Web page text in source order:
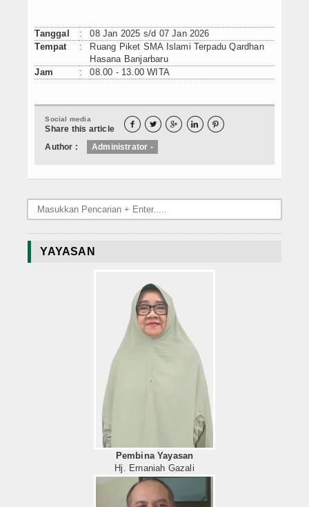
Tanggal :
08 Jan 2025 s/d 07 Jan 2026
Tempat
:
Ruang Piket SMA Islami Terpadu Qardhan
Hasana Banjarbaru
Jam
: 08.00 - 13.00 WITA
Social media
Share this article     
Author : Administrator -
YAYASAN
Pembina Yayasan
Hj. Ernaniah Gazali